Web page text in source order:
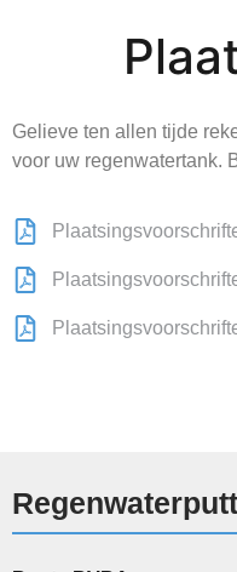
Gelieve ten allen tijde
voor uw regenwatertank.